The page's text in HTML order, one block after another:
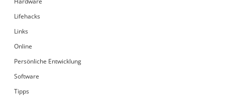
Lifehacks
Links
Online
Persönliche Entwicklung
Software
Tipps